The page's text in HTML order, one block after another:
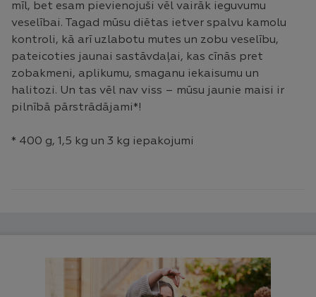
mīl, bet esam pievienojuši vēl vairāk ieguvumu
veselībai. Tagad mūsu diētas ietver spalvu kamolu
kontroli, kā arī uzlabotu mutes un zobu veselību,
pateicoties jaunai sastāvdaļai, kas cīnās pret
zobakmeni, aplikumu, smaganu iekaisumu un
halitozi. Un tas vēl nav viss – mūsu jaunie maisi ir
pilnībā pārstrādājami*!
* 400 g, 1,5 kg un 3 kg iepakojumi